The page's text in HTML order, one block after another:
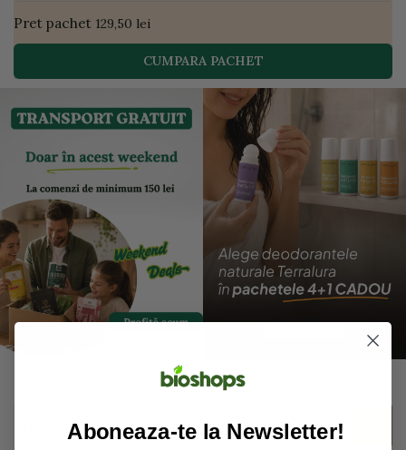
Pret pachet 129,50 lei
CUMPARA PACHET
DescriereAboneaza-te la Newsletter!